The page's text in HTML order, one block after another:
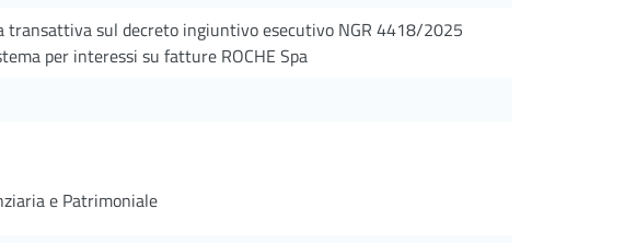
transattiva sul decreto ingiuntivo esecutivo NGR 4418/2025
per interessi su fatture ROCHE Spa
e Patrimoniale